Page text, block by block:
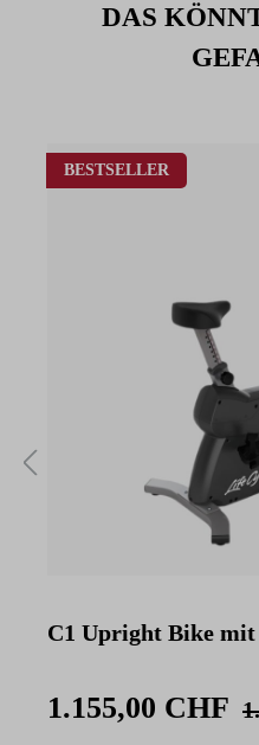
DAS
Produktgalerie überspringen
BESTSELLER
C1 Upright Bike mit
1.155,00 CHF